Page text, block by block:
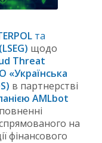
та
щодо
Threat
«Українська
в партнерстві
AMLbot
на
фінансового